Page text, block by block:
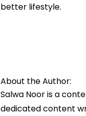
better lifestyle.
About the Author:
Salwa Noor is a
dedicated content